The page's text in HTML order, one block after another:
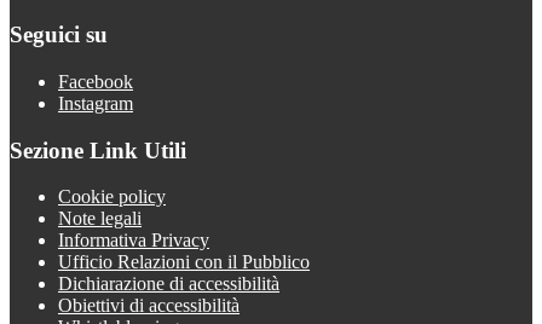
Seguici su
Facebook
Instagram
Sezione Link Utili
Cookie policy
Note legali
Informativa Privacy
Ufficio Relazioni con il Pubblico
Dichiarazione di accessibilità
Obiettivi di accessibilità